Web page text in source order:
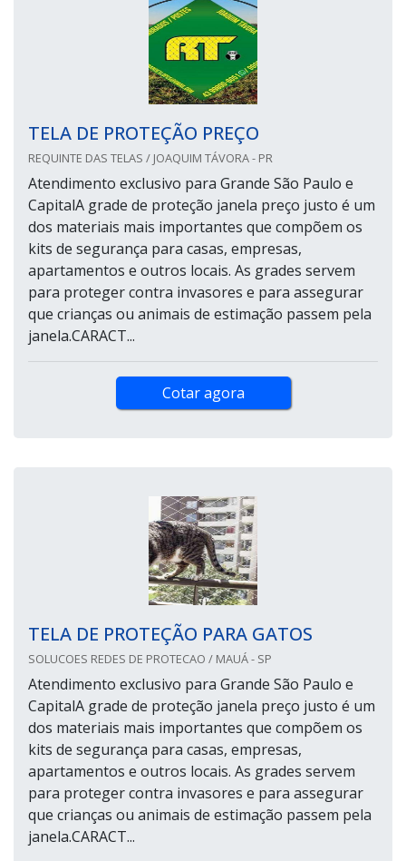
TELA DE PROTEÇÃO PREÇO
REQUINTE DAS TELAS / JOAQUIM TÁVORA - PR
Atendimento exclusivo para Grande São Paulo e
CapitalA grade de proteção janela preço justo é um
dos materiais mais importantes que compõem os
kits de segurança para casas, empresas,
apartamentos e outros locais. As grades servem
para proteger contra invasores e para assegurar
que crianças ou animais de estimação passem pela
janela.CARACT...
Cotar agora
TELA DE PROTEÇÃO PARA GATOS
SOLUCOES REDES DE PROTECAO / MAUÁ - SP
Atendimento exclusivo para Grande São Paulo e
CapitalA grade de proteção janela preço justo é um
dos materiais mais importantes que compõem os
kits de segurança para casas, empresas,
apartamentos e outros locais. As grades servem
para proteger contra invasores e para assegurar
que crianças ou animais de estimação passem pela
janela.CARACT...